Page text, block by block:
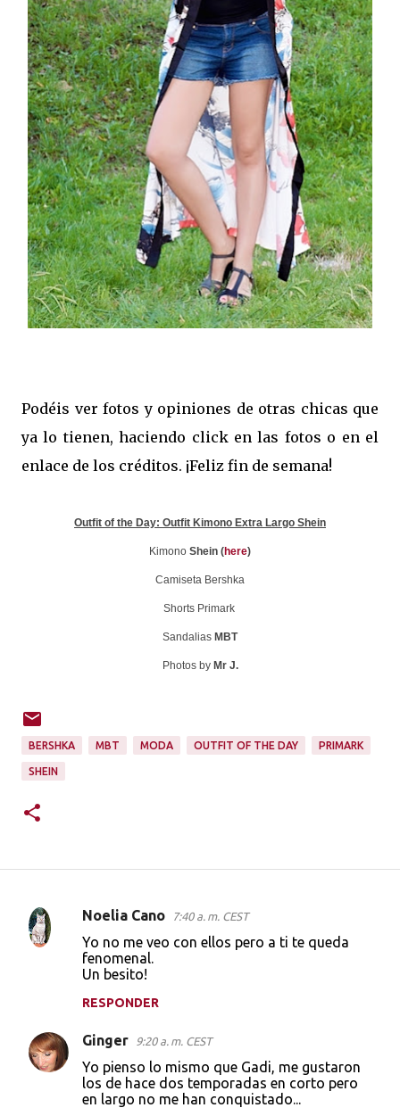
Podéis ver fotos y opiniones de otras chicas que
ya lo tienen, haciendo click en las fotos o en el
enlace de los créditos. ¡Feliz fin de semana!
Outfit of the Day: Outfit Kimono Extra Largo Shein
Kimono Shein (here)
Camiseta Bershka
Shorts Primark
Sandalias MBT
Photos by Mr J.
BERSHKA MBT MODA OUTFIT OF THE DAY PRIMARK
SHEIN
C
o
t
Noelia Cano 7:40 a. m. CEST
Yo no me veo con ellos pero a ti te queda
fenomenal.
Un besito!
RESPONDER
Ginger 9:20 a. m. CEST
Yo pienso lo mismo que Gadi, me gustaron
los de hace dos temporadas en corto pero
en largo no me han conquistado...